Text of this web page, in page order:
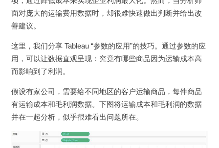
面对庞大的运输费用数据时，却很难快速做出判断并给出改
善建议。
这里，我们分享 Tableau “参数的应用”的技巧。通过参数的应
用，可以让数据直观呈现：究竟有哪些商品因为运输成本高
而影响到了利润。
假设有家公司，需要给不同地区的客户运输商品，每件商品
有运输成本和毛利润数据。下图将运输成本和毛利润的数据
并在一起分析，似乎很难看出问题所在。